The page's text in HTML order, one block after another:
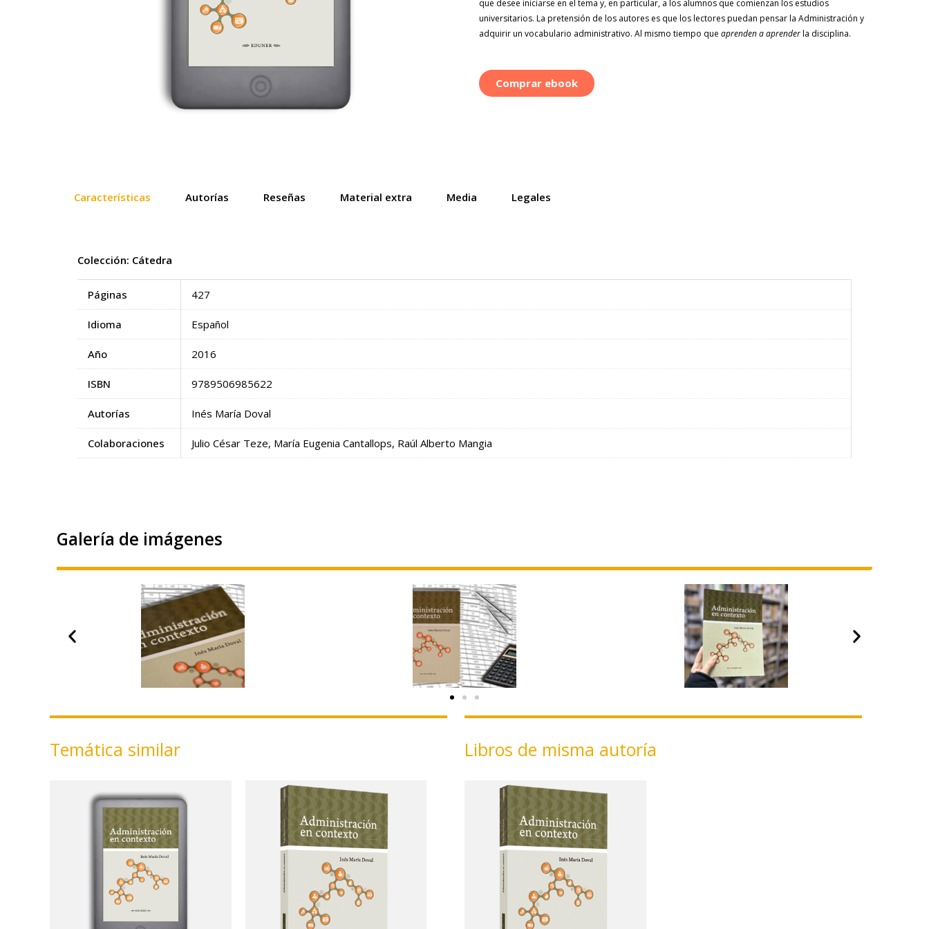
que desee iniciarse en el tema y, en particular, a los alumnos que comienzan los estudios
universitarios. La pretensión de los autores es que los lectores puedan pensar la Administración y
adquirir un vocabulario administrativo. Al mismo tiempo queaprenden a aprenderla disciplina.
Comprar ebook
Características Autorías Reseñas Material extra Media Legales
Colección: Cátedra
Páginas 427
Idioma Español
Año 2016
ISBN 9789506985622
Autorías Inés María Doval
Colaboraciones Julio César Teze, María Eugenia Cantallops, Raúl Alberto Mangia
Galería de imágenes
Temática similar Libros de misma autoría